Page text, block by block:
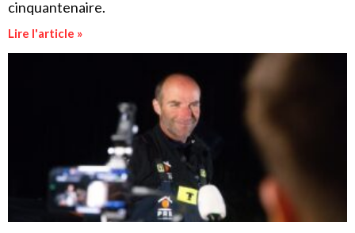
cinquantenaire.
Lire l'article »